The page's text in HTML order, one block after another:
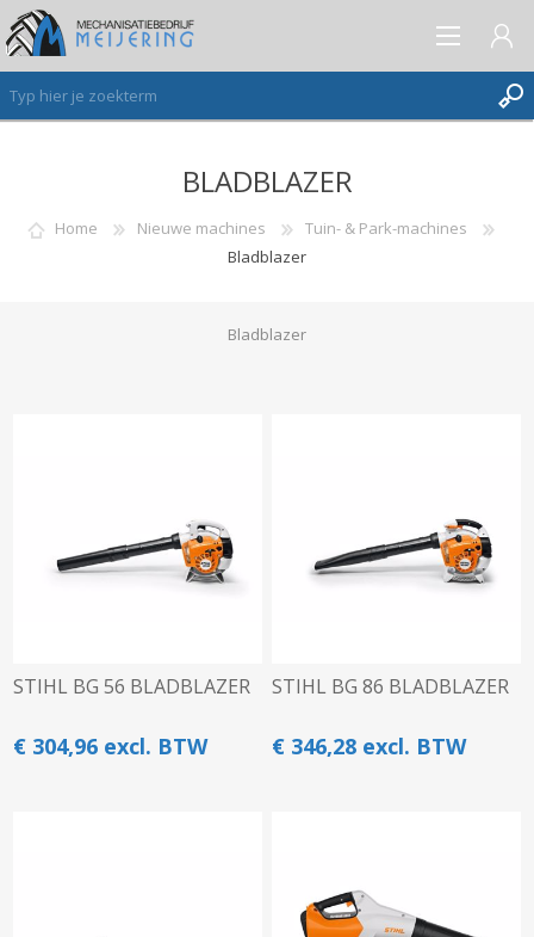
AANMELDEN ALS NIEUWE KLANT
INLOGGEN
BLADBLAZER
Home Nieuwe machines
Tuin- & Park-machines
Bladblazer
Bladblazer
STIHL BG 56 BLADBLAZER
€ 304,96 excl. BTW
STIHL BG 86 BLADBLAZER
€ 346,28 excl. BTW